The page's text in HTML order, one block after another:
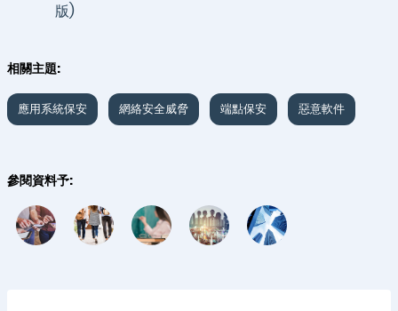
版)
相關主題:
應用系統保安 網絡安全威脅 端點保安 惡意軟件
參閱資料予: